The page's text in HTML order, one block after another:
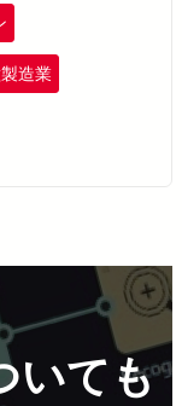
クトを正確に認
造業
いても